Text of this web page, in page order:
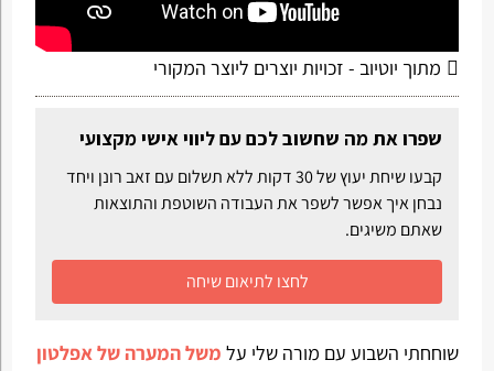
מתוך יוטיוב - זכויות יוצרים ליוצר המקורי
שפרו את מה שחשוב לכם עם ליווי אישי מקצועי
קבעו שיחת יעוץ של 30 דקות ללא תשלום עם זאב רונן ויחד
נבחן איך אפשר לשפר את העבודה השוטפת והתוצאות
שאתם משיגים.
לחצו לתיאום שיחה
שוחחתי השבוע עם מורה שלי על משל המערה של אפלטון